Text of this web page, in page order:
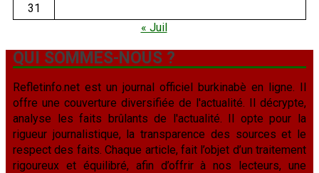
31
« Juil
QUI SOMMES-NOUS ?
Refletinfo.net est un journal officiel burkinabè en ligne. Il
offre une couverture diversifiée de l'actualité. Il décrypte,
analyse les faits brûlants de l'actualité. Il opte pour la
rigueur journalistique, la transparence des sources et le
respect des faits. Chaque article, fait l’objet d’un traitement
rigoureux et équilibré, afin d’offrir à nos lecteurs, une